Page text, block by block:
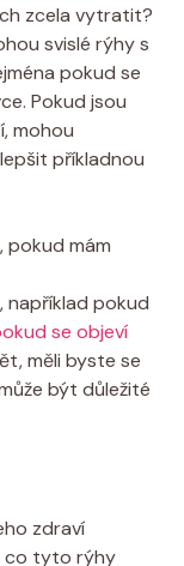
zcela vytratit?
svislé rýhy s
pokud se
Pokud jsou
mohou
příkladnou
pokud mám
například pokud
se objeví
měli byste se
být důležité
zdraví
co tyto rýhy